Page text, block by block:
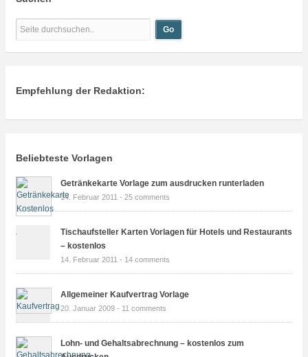
Empfehlung der Redaktion:
Beliebteste Vorlagen
Getränkekarte Vorlage zum ausdrucken runterladen
14. Februar 2011 - 25 comments
Tischaufsteller Karten Vorlagen für Hotels und Restaurants
– kostenlos
14. Februar 2011 - 14 comments
Allgemeiner Kaufvertrag Vorlage
20. Januar 2009 - 11 comments
Lohn- und Gehaltsabrechnung – kostenlos zum